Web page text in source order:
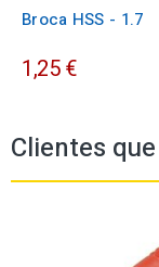
Broca HSS - 1.7
1,25 €
Clientes